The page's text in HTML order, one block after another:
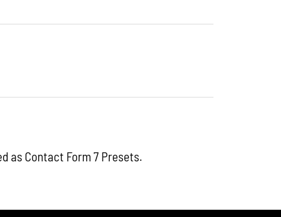
as Contact Form 7 Presets.